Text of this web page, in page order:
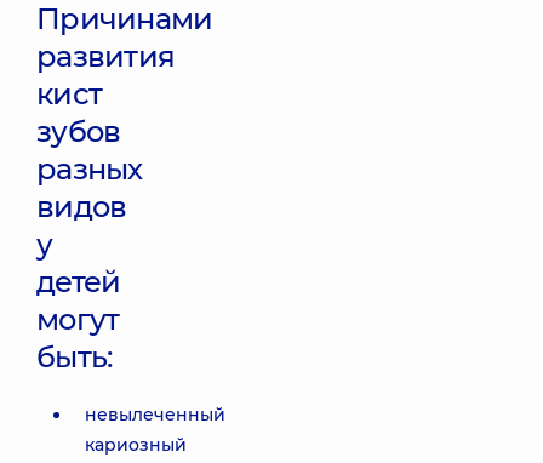
Причинами
развития
кист
зубов
разных
видов
у
детей
могут
быть:
невылеченный
кариозный